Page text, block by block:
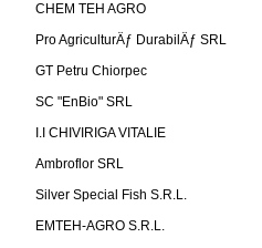
CHEM TEH AGRO
Pro AgriculturÄƒ DurabilÄƒ SRL
GT Petru Chiorpec
SC "EnBio" SRL
I.I CHIVIRIGA VITALIE
Ambroflor SRL
Silver Special Fish S.R.L.
EMTEH-AGRO S.R.L.